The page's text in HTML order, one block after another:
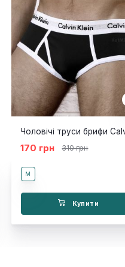
170 грн 310 грн
M
Купити